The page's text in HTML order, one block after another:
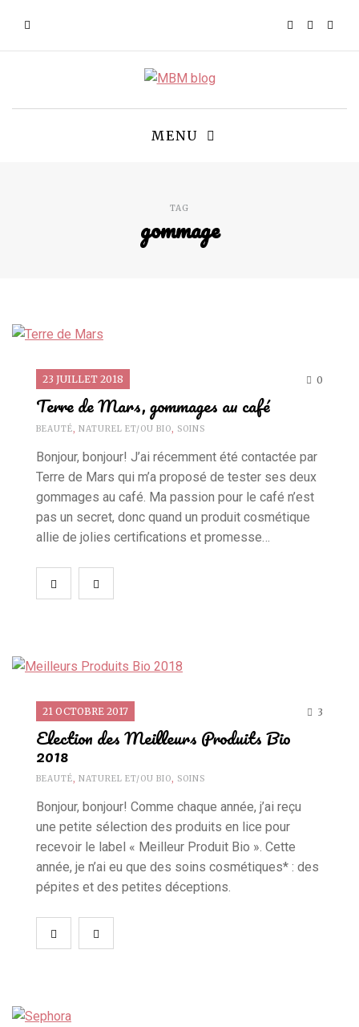
MENU
TAG
gommage
23 JUILLET 2018 0
Terre de Mars, gommages au café
BEAUTÉ NATUREL ET/OU BIO SOINS
Bonjour, bonjour! J’ai récemment été contactée par
Terre de Mars qui m’a proposé de tester ses deux
gommages au café. Ma passion pour le café n’est
pas un secret, donc quand un produit cosmétique
allie de jolies certifications et promesse…
21 OCTOBRE 2017 3
Election des Meilleurs Produits Bio
2018
BEAUTÉ, NATUREL ET/OU BIO, SOINS
Bonjour, bonjour! Comme chaque année, j’ai reçu
une petite sélection des produits en lice pour
recevoir le label « Meilleur Produit Bio ». Cette
année, je n’ai eu que des soins cosmétiques* : des
pépites et des petites déceptions.